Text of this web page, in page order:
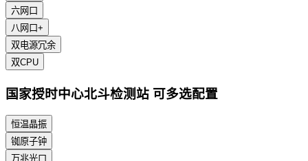
六网口
八网口+
双电源冗余
双CPU
国家授时中心北斗检测站 可多选配置
恒温晶振
铷原子钟
万兆光口